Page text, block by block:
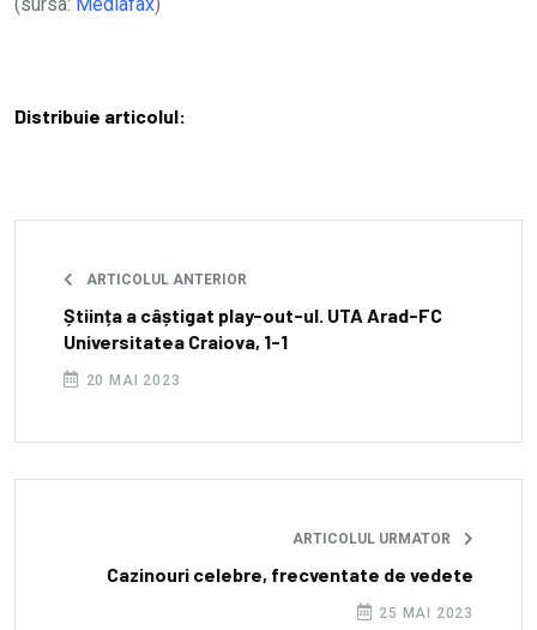
Distribuie articolul:
ARTICOLUL ANTERIOR
Știința a câștigat play-out-ul. UTA Arad-FC
Universitatea Craiova, 1-1
20 MAI 2023
ARTICOLUL URMATOR
Cazinouri celebre, frecventate de vedete
25 MAI 2023